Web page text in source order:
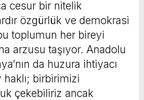
cesur bir nitelik
özgürlük ve demokrasi
toplumun her bireyi
arzusu taşıyor. Anadolu
da huzura ihtiyacı
birbirimizi
çekebiliriz ancak